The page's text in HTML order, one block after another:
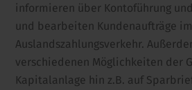
informieren über Kontoführung
und bearbeiten Kundenaufträge im
Auslandszahlungsverkehr.
verschiedenen Möglichkeiten der
Kapitalanlage hin z.B. auf